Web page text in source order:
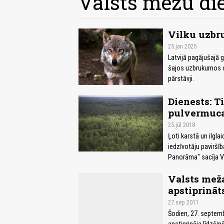
Vilku
25.jan 2025
Latvijā pagājušajā
šajos uzbrukumos
pārstāvji.
Dienests:
25.jūl 2018
Ļoti karstā un
iedzīvotāju
Panorāma" sacīja
Valsts
27.sep 2011
Šodien, 27.